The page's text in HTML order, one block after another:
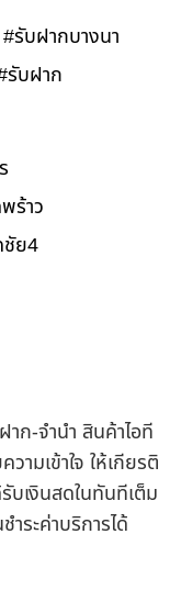
รับฝากบางนา
รับฝาก
ร้าว
ชัย4
ก-จำนำ สินค้าไอที
ามเข้าใจ ให้เกียรติ
บเงินสดในทันทีเต็ม
ระค่าบริการได้